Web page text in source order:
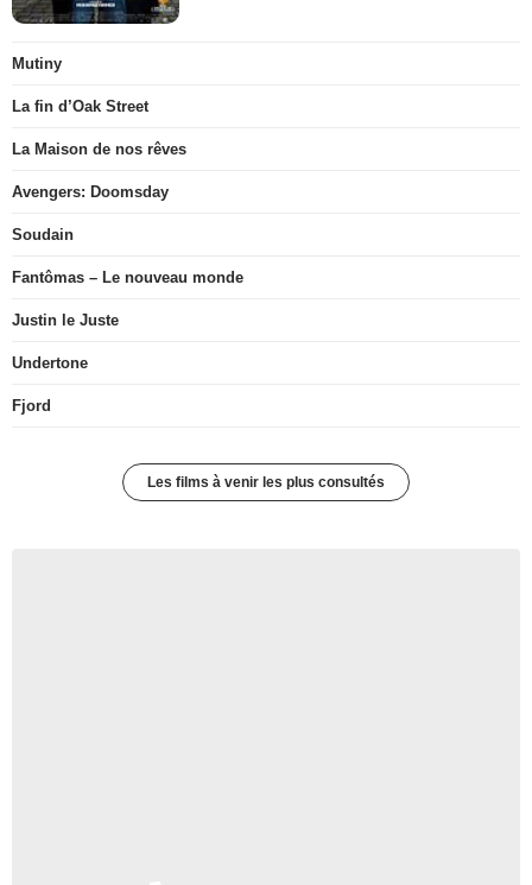
Mutiny
La fin d’Oak Street
La Maison de nos rêves
Avengers: Doomsday
Soudain
Fantômas – Le nouveau monde
Justin le Juste
Undertone
Fjord
Les films à venir les plus consultés